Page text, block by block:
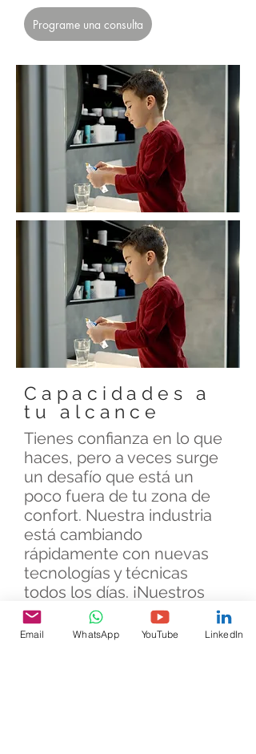
Programe una consulta
Capacidades a
tu alcance
Tienes confianza en lo que
haces, pero a veces surge
un desafío que está un
poco fuera de tu zona de
confort. Nuestra industria
está cambiando
rápidamente con nuevas
tecnologías y técnicas
todos los días. ¡Nuestros
especialistas vienen con
una ayuda adicional de
Email WhatsApp YouTube LinkedIn